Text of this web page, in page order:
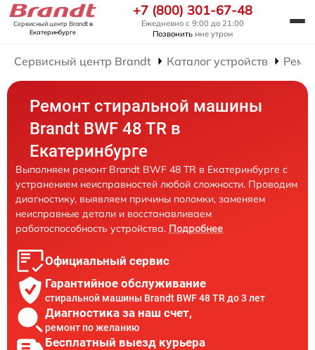
Сервисный центр Brandtв
Екатеринбурге
+7 (800) 301-67-48
Ежедневно с 9:00 до 21:00
Позвонить мне утром
Сервисный центр Brandt Каталог устройств
Ремонт стиральной машины
Brandt BWF 48 TR в
Екатеринбурге
Выполняем ремонт Brandt BWF 48 TR в Екатеринбурге с
устранением неисправностей любой сложности. Проводим
диагностику, выявляем причины поломки, заменяем
неисправные детали и восстанавливаем
работоспособность устройства. Подробнее
Официальный сервис
Гарантийное обслуживание
стиральной машины Brandt BWF 48 TR до 3 лет
Диагностика за наш счет,
ремонт по желанию
Бесплатный выезд курьера